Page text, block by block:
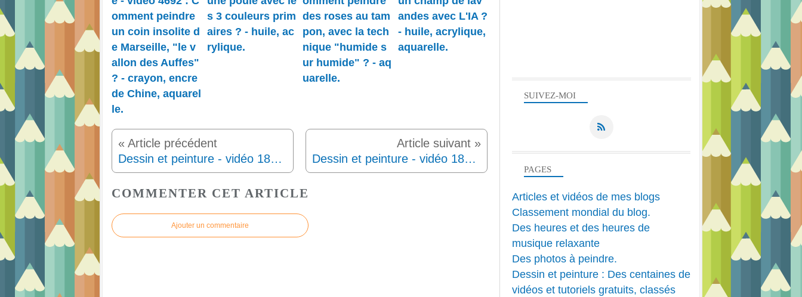
omment peindre
un coin insolite d
e Marseille, "le v
allon des Auffes"
? - crayon, encre
de Chine, aquarel
le.
s 3 couleurs prim
aires ? - huile, ac
rylique.
des roses au tam
pon, avec la tech
nique "humide s
ur humide" ? - aq
uarelle.
andes avec L'IA ?
- huile, acrylique,
aquarelle.
Dessin et peinture - vidéo 1805 : Démonstration technique d'une nature morte à l'aquarelle. La pelote d'épingle 1. Dessin et peinture - vidéo 1807 : Créations picturales intuitives, inspiration en live et en musique (orchestre symphonique).
COMMENTER CET ARTICLE
Ajouter un commentaire
SUIVEZ-MOI
PAGES
Articles et vidéos de mes blogs
Classement mondial du blog.
Des heures et des heures de
musique relaxante
Des photos à peindre.
Dessin et peinture : Des centaines de
vidéos et tutoriels gratuits, classés